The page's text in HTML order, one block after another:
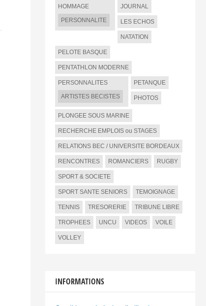
HOMMAGE
PERSONNALITE
JOURNAL
LES ECHOS
NATATION
PELOTE BASQUE
PENTATHLON MODERNE
PERSONNALITES
ARTISTES BECISTES
PETANQUE
PHOTOS
PLONGEE SOUS MARINE
RECHERCHE EMPLOIS ou STAGES
RELATIONS BEC / UNIVERSITE BORDEAUX
RENCONTRES ROMANCIERS RUGBY
SPORT & SOCIETE
SPORT SANTE SENIORS TEMOIGNAGE
TENNIS TRESORERIE TRIBUNE LIBRE
TROPHEES UNCU VIDEOS VOILE
VOLLEY
INFORMATIONS